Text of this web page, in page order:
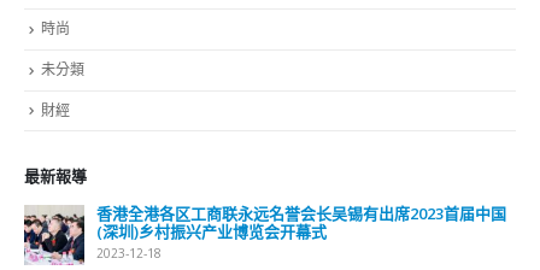
時尚
未分類
財經
最新報導
香港全港各区工商联永远名誉会长吴锡有出席2023首届中国
(深圳)乡村振兴产业博览会开幕式
2023-12-18